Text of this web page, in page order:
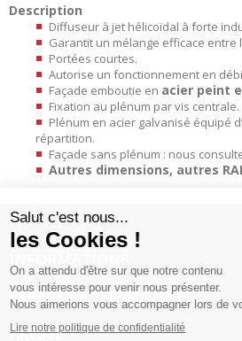
Description
Diffuseur à jet hélicoïdal à forte
Garantit un mélange efficace entre
Portées courtes.
Autorise un fonctionnement en
Façade emboutie en acier peint
Fixation au plénum par vis centrale.
Plénum en acier galvanisé équipé
répartition.
Façade sans plénum : nous
Autres dimensions, autres
PRODUITS
ESPACE PROFESSIONNEL
PRESSE